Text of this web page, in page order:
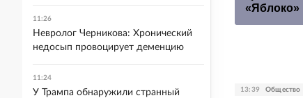
«Яблоко»
13:39 Общество
11:26
Невролог Черникова: Хронический
недосып провоцирует деменцию
11:24
У Трампа обнаружили странный